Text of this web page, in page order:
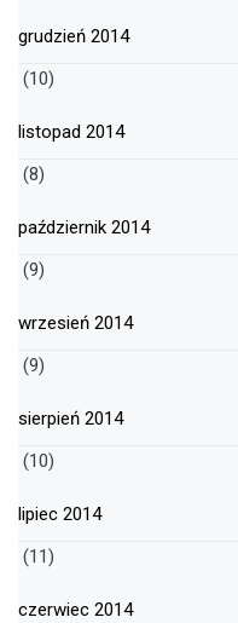
grudzień 2014
(10)
listopad 2014
(8)
październik 2014
(9)
wrzesień 2014
(9)
sierpień 2014
(10)
lipiec 2014
(11)
czerwiec 2014